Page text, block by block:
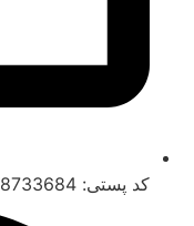
کد پستی: 1178733684